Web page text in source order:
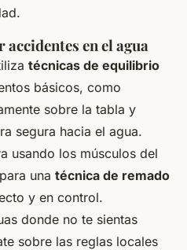
en el agua
técnicas de equilibrio
básicos, como
sobre la tabla y
segura hacia el agua.
usando los músculos del
una técnica de remado
y en control.
donde no te sientas
sobre las reglas locales